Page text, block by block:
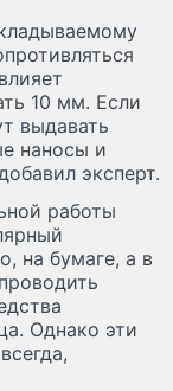
10 мм. Если
выдавать
наносы и
эксперт.
работы
на бумаге, а в
Однако эти